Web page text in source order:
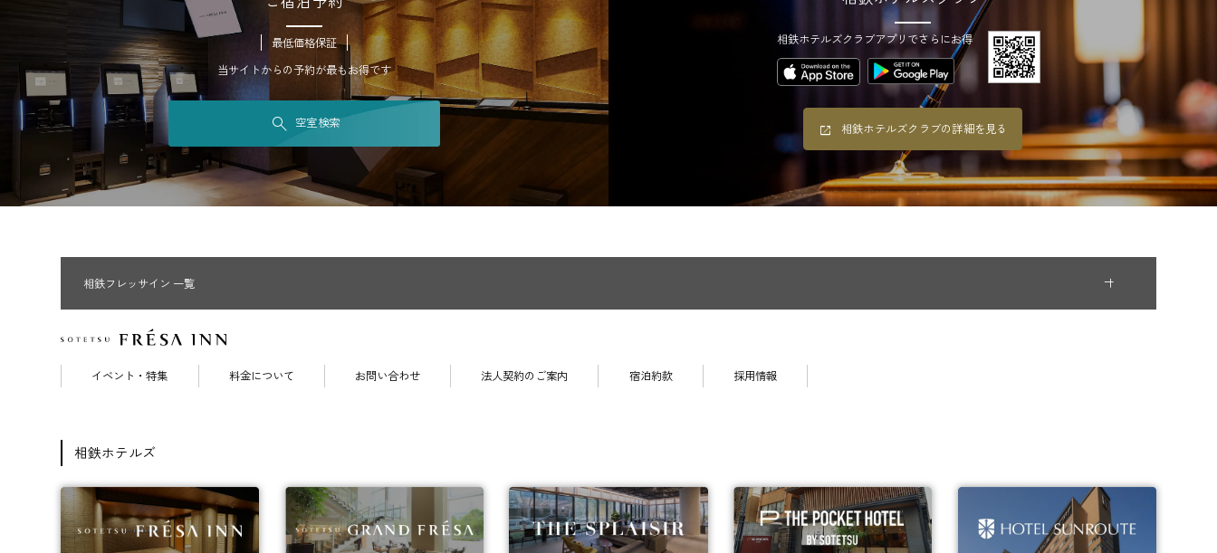
最低価格保証
当サイトからの予約が最もお得です
空室検索
相鉄ホテルズクラブアプリでさらにお得
相鉄ホテルズクラブの詳細を見る
相鉄フレッサイン 一覧
イベント・特集 料金について お問い合わせ 法人契約のご案内 宿泊約款 採用情報
相鉄ホテルズ